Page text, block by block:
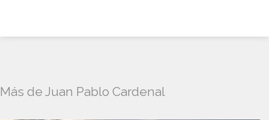
Más de Juan Pablo Cardenal